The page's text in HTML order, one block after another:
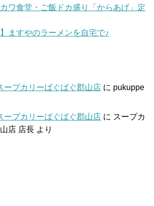
カワ食堂・ご飯ドカ盛り「からあげ」定
ますやのラーメンを自宅で♪
プカリーばぐばぐ郡山店 に pukuppe
プカリーばぐばぐ郡山店 に スープカ
店 店長 より